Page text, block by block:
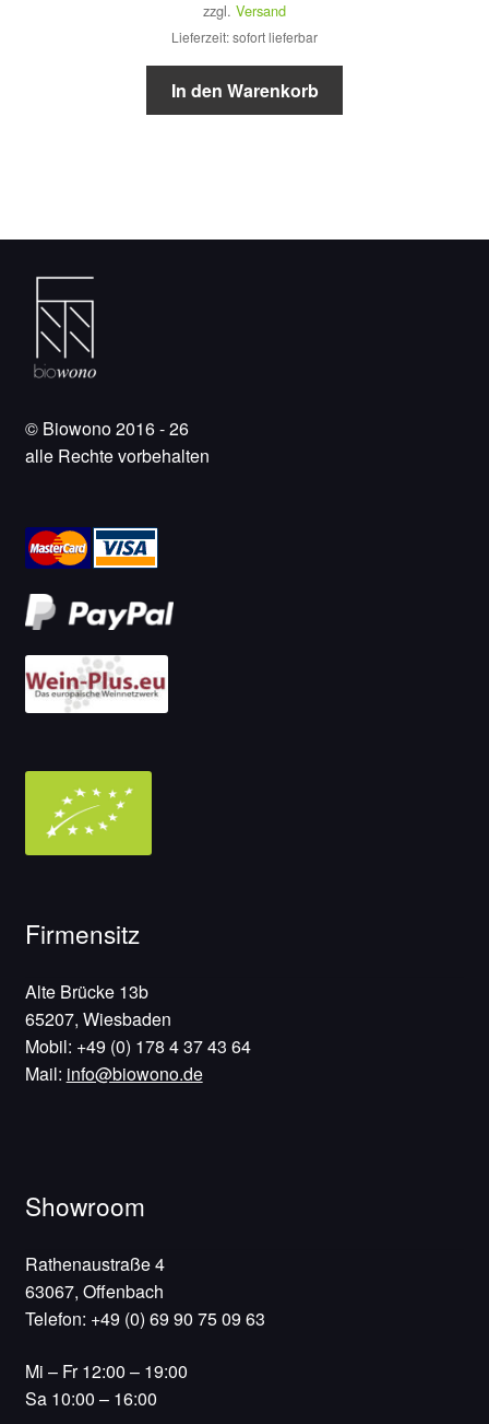
zzgl. Versand
Lieferzeit: sofort lieferbar
In den Warenkorb
© Biowono 2016 - 26
alle Rechte vorbehalten
Firmensitz
Alte Brücke 13b
65207, Wiesbaden
Mobil: +49 (0) 178 4 37 43 64
Mail: info@biowono.de
Showroom
Rathenaustraße 4
63067, Offenbach
Telefon: +49 (0) 69 90 75 09 63
Mi – Fr 12:00 – 19:00
Sa 10:00 – 16:00